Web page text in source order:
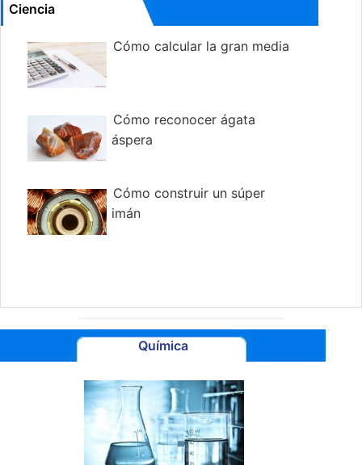
Ciencia
Cómo calcular la gran media
Cómo reconocer ágata
áspera
Cómo construir un súper
imán
Química